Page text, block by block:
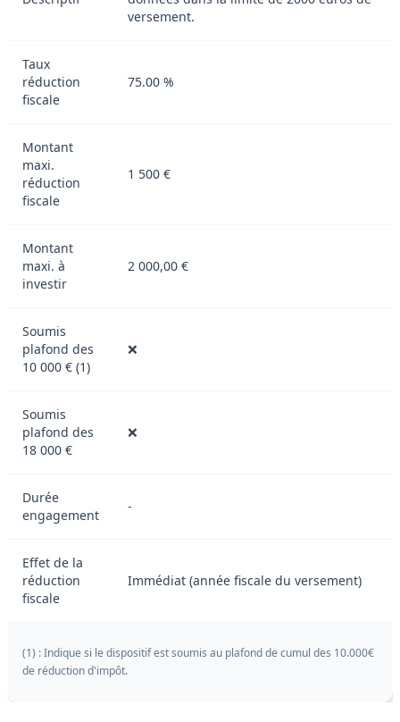
versement.
Taux
réduction
fiscale
75.00 %
Montant
maxi.
réduction
fiscale
1 500 €
Montant
maxi. à
investir
2 000,00 €
Soumis
plafond des
10 000 € (1)
❌
Soumis
plafond des
18 000 €
❌
Durée
engagement
-
Effet de la
réduction
fiscale
Immédiat (année fiscale du versement)
(1) : Indique si le dispositif est soumis au plafond de cumul des 10.000€
de réduction d'impôt.